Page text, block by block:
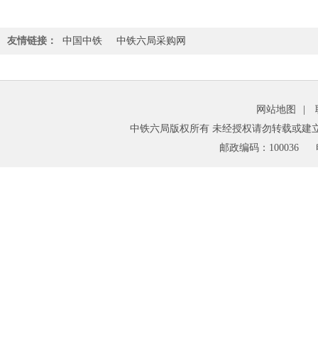
友情链接： 中国中铁 中铁六局采购网
网站地图
中铁六局版权所有 未经授权请勿转载或建
邮政编码：100036